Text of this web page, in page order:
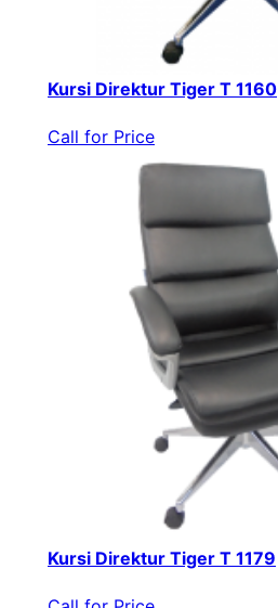
Kursi Direktur Tiger T 1160
Call for Price
Kursi Direktur Tiger T 1179